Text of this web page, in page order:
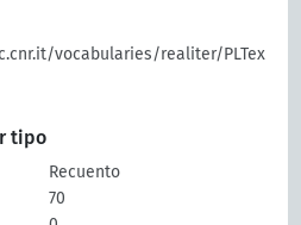
vocabularies/realiter/PLTex
tipo
Recuento
70